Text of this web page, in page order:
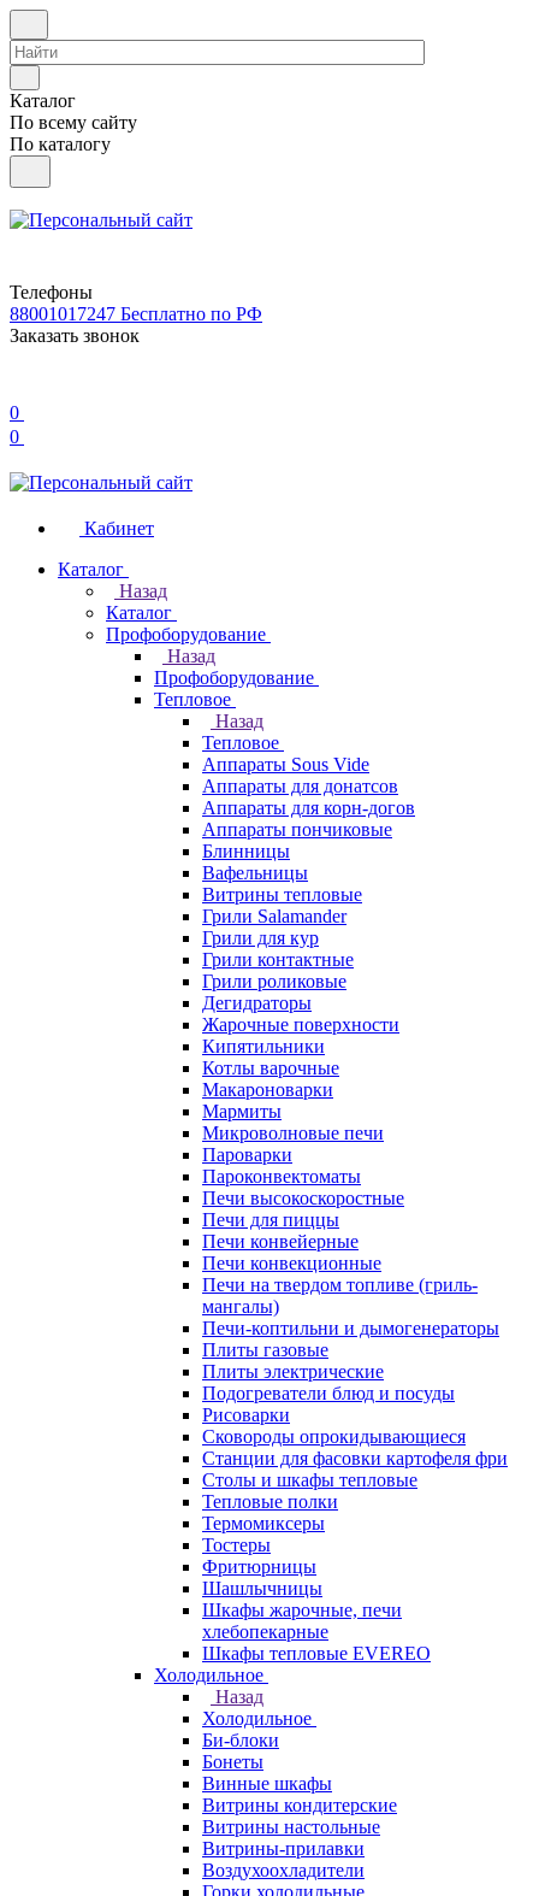
Каталог
По всему сайту
По каталогу
Телефоны
88001017247 Бесплатно по РФ
Заказать звонок
0
0
Кабинет
Каталог
Назад
Каталог
Профоборудование
Назад
Профоборудование
Тепловое
Назад
Тепловое
Аппараты Sous Vide
Аппараты для донатсов
Аппараты для корн-догов
Аппараты пончиковые
Блинницы
Вафельницы
Витрины тепловые
Грили Salamander
Грили для кур
Грили контактные
Грили роликовые
Дегидраторы
Жарочные поверхности
Кипятильники
Котлы варочные
Макароноварки
Мармиты
Микроволновые печи
Пароварки
Пароконвектоматы
Печи высокоскоростные
Печи для пиццы
Печи конвейерные
Печи конвекционные
Печи на твердом топливе (гриль-
мангалы)
Печи-коптильни и дымогенераторы
Плиты газовые
Плиты электрические
Подогреватели блюд и посуды
Рисоварки
Сковороды опрокидывающиеся
Станции для фасовки картофеля фри
Столы и шкафы тепловые
Тепловые полки
Термомиксеры
Тостеры
Фритюрницы
Шашлычницы
Шкафы жарочные, печи
хлебопекарные
Шкафы тепловые EVEREO
Холодильное
Назад
Холодильное
Би-блоки
Бонеты
Винные шкафы
Витрины кондитерские
Витрины настольные
Витрины-прилавки
Воздухоохладители
Горки холодильные